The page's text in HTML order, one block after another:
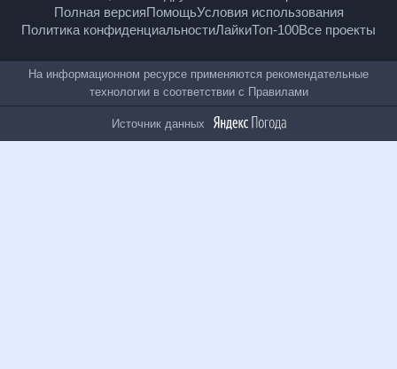
© Рамблер — главные новости России и мира,
Полная версияПомощьУсловия использования
Политика конфиденциальностиЛайкиТоп-100
Все проекты
На информационном ресурсе применяются